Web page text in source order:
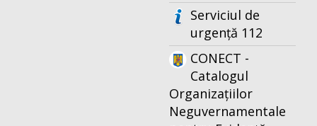
Serviciul de
urgență 112
CONECT -
Catalogul
Organizațiilor
Neguvernamentale